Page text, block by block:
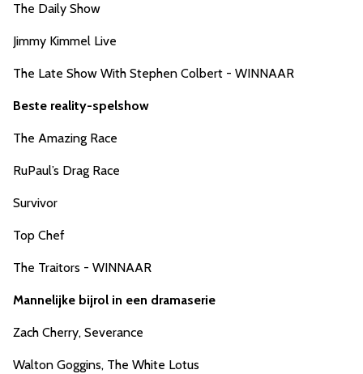
The Daily Show
Jimmy Kimmel Live
The Late Show With Stephen Colbert - WINNAAR
Beste reality-spelshow
The Amazing Race
RuPaul’s Drag Race
Survivor
Top Chef
The Traitors - WINNAAR
Mannelijke bijrol in een dramaserie
Zach Cherry, Severance
Walton Goggins, The White Lotus